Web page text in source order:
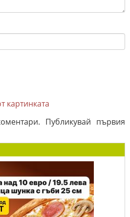
картинката
Публикувай първия